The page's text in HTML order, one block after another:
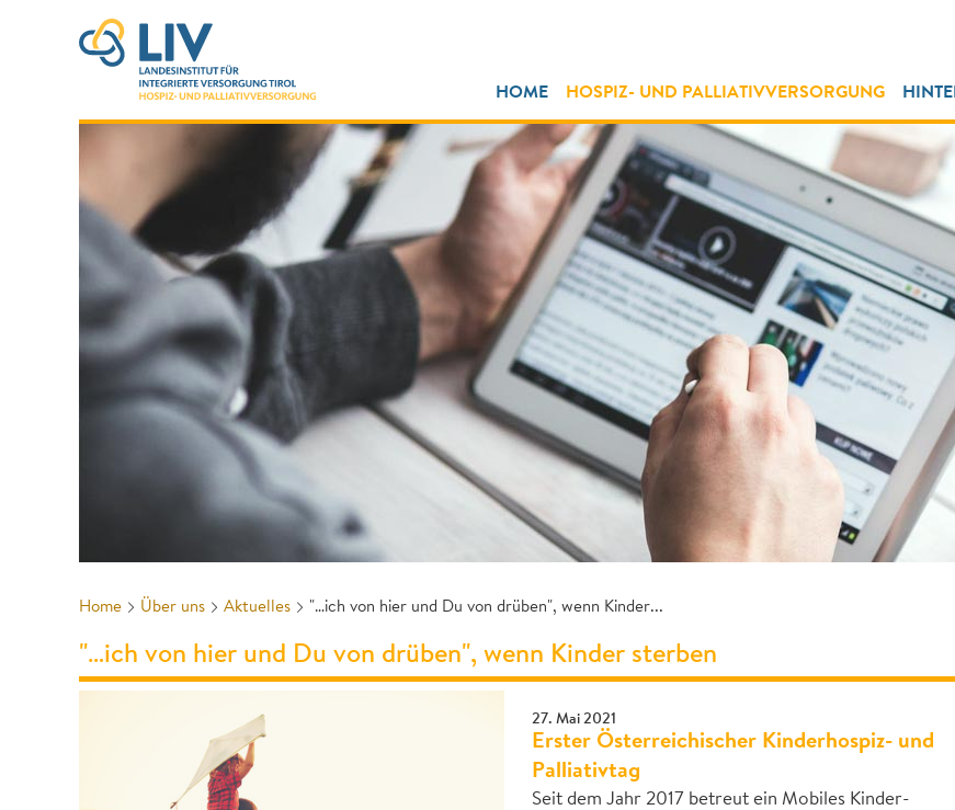
HOME HOSPIZ- UND PALLIATIVVERSORGUNG
Home Über uns Aktuelles "…ich von hier und Du von drüben", wenn Kinder...
"…ich von hier und Du von drüben", wenn Kinder sterben
27. Mai 2021
Erster Österreichischer Kinderhospiz- und
Palliativtag
Seit dem Jahr 2017 betreut ein Mobiles Kinder-